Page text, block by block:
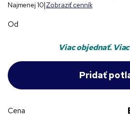
Najmenej 10 Zobraziť cenník
Od
Viac objednať.
Cena